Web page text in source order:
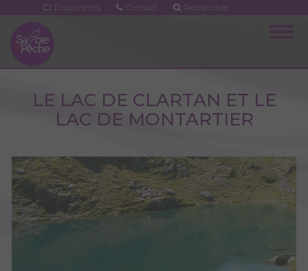
contenu
principal
Documents Contact Rechercher
LE LAC DE CLARTAN ET LE
LAC DE MONTARTIER